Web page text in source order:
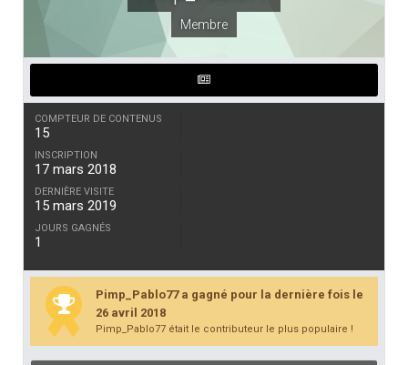
Membre
COMPTEUR DE CONTENUS
15
INSCRIPTION
17 mars 2018
DERNIÈRE VISITE
15 mars 2019
JOURS GAGNÉS
1
Pimp_Pablo77 a gagné pour la dernière fois le
26 avril 2018
Pimp_Pablo77 était le contributeur le plus populaire !